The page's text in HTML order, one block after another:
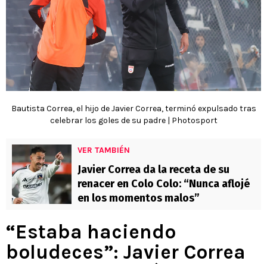
Bautista Correa, el hijo de Javier Correa, terminó expulsado tras
celebrar los goles de su padre | Photosport
VER TAMBIÉN
Javier Correa da la receta de su
renacer en Colo Colo: “Nunca aflojé
en los momentos malos”
“Estaba haciendo
boludeces”: Javier Correa